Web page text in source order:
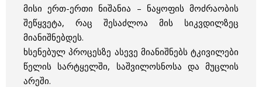
მისი ერთ-ერთი ნიშანია – ნაყოფის მოძრაობის
შეწყვეტა, რაც შესაძლოა მის სიკვდილზეც
მიანიშნებდეს.
ხსენებულ პროცესზე ასევე მიანიშნებს ტკივილები
წელის სარტყელში, საშვილოსნოსა და მუცლის
არეში.